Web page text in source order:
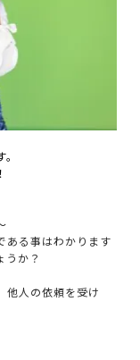
ある事はわかります
うか？
他人の依頼を受け